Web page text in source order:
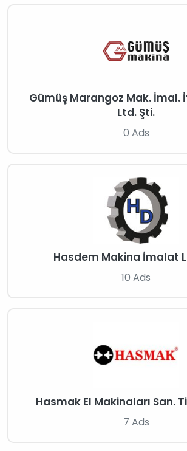
Gümüş Marangoz Mak. İmal.
Ltd. Şti.
0 Ads
Hasdem Makina İmalat
10 Ads
Hasmak El Makinaları San.
7 Ads